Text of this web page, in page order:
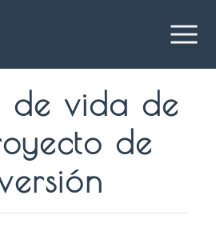
de vida de
de